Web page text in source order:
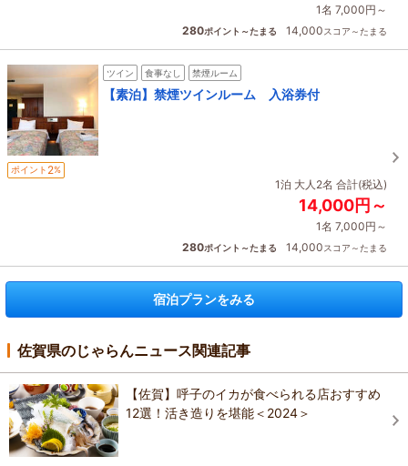
1名 7,000円～
280ポイント～たまる 14,000スコア～たまる
ツイン 食事なし 禁煙ルーム
【素泊】禁煙ツインルーム 入浴券付
ポイント 2%
1泊 大人2名 合計(税込)
14,000円～
1名 7,000円～
280ポイント～たまる 14,000スコア～たまる
宿泊プランをみる
佐賀県のじゃらんニュース関連記事
【佐賀】呼子のイカが食べられる店おすすめ
12選！活き造りを堪能＜2024＞